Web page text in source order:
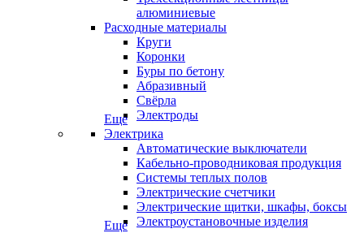
алюминиевые
Расходные материалы
Круги
Коронки
Буры по бетону
Абразивный
Свёрла
Электроды
Еще
Электрика
Автоматические выключатели
Кабельно-проводниковая продукция
Системы теплых полов
Электрические счетчики
Электрические щитки, шкафы, боксы
Электроустановочные изделия
Еще